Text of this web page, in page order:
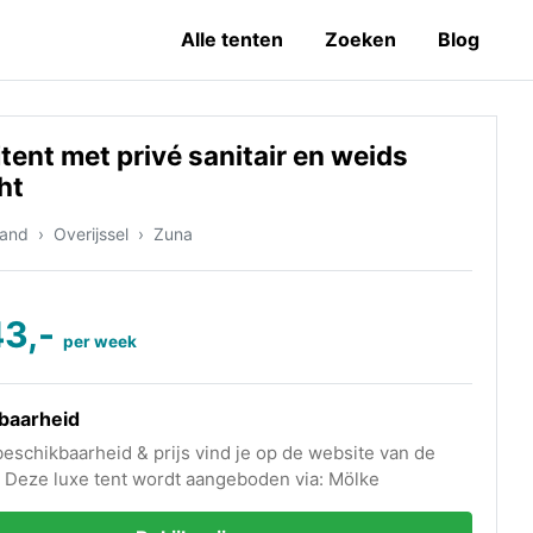
Alle tenten Zoeken Blog
met privé sanitair en weids
Overijssel Zuna
per week
& prijs vind je op de website van de
Deze luxe tent wordt aangeboden via: Mölke